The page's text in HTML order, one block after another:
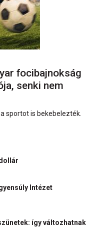
focibajnokság
senki nem
sportot is bekebelezték.
Intézet
így változhatnak